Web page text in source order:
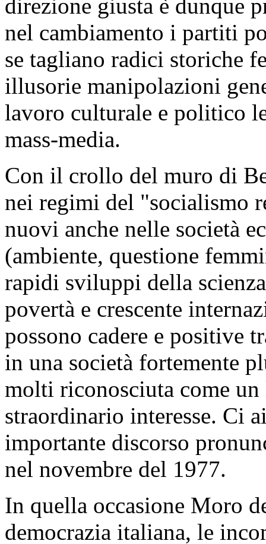
direzione giusta è dunque
nel cambiamento i partiti
se tagliano radici storiche
illusorie manipolazioni
lavoro culturale e politico
mass-media.
Con il crollo del muro di
nei regimi del "socialismo
nuovi anche nelle società
(ambiente, questione
rapidi sviluppi della
povertà e crescente
possono cadere e positive
in una società fortemente
molti riconosciuta come
straordinario interesse. Ci
importante discorso
nel novembre del 1977.
In quella occasione Moro
democrazia italiana, le